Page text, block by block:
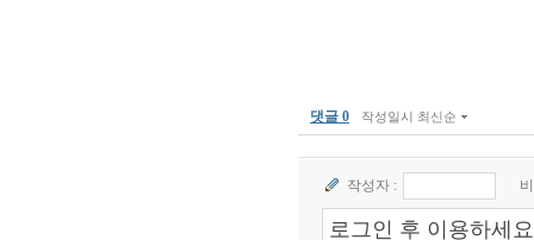
댓글 0 작성일시 최신순
작성자 :